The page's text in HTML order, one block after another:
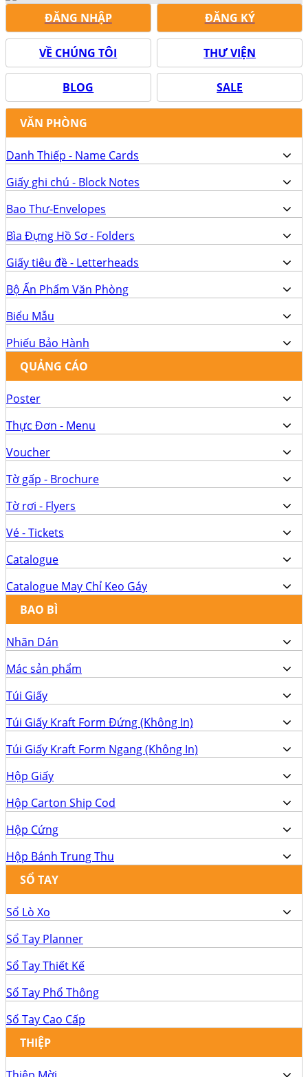
ĐĂNG NHẬP ĐĂNG KÝ
VỀ CHÚNG TÔI THƯ VIỆN
BLOG SALE
VĂN PHÒNG
Danh Thiếp - Name Cards
Giấy ghi chú - Block Notes
Bao Thư-Envelopes
Bìa Đựng Hồ Sơ - Folders
Giấy tiêu đề - Letterheads
Bộ Ấn Phẩm Văn Phòng
Biểu Mẫu
Phiếu Bảo Hành
QUẢNG CÁO
Poster
Thực Đơn - Menu
Voucher
Tờ gấp - Brochure
Tờ rơi - Flyers
Vé - Tickets
Catalogue
Catalogue May Chỉ Keo Gáy
BAO BÌ
Nhãn Dán
Mác sản phẩm
Túi Giấy
Túi Giấy Kraft Form Đứng (Không In)
Túi Giấy Kraft Form Ngang (Không In)
Hộp Giấy
Hộp Carton Ship Cod
Hộp Cứng
Hộp Bánh Trung Thu
SỔ TAY
Sổ Lò Xo
Sổ Tay Planner
Sổ Tay Thiết Kế
Sổ Tay Phổ Thông
Sổ Tay Cao Cấp
THIỆP